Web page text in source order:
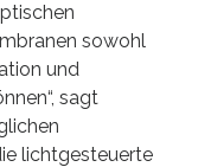
sowohl
und
sagt
lichtgesteuerte